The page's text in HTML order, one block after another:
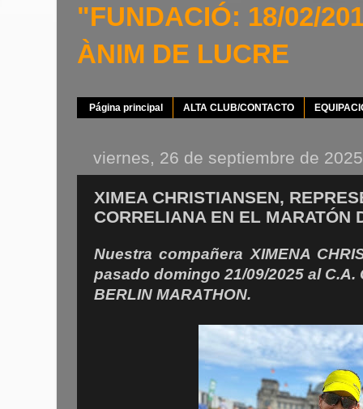
"FUNDACIÓ: 18/02/
ÀNIM DE LUCRE
Página principal ALTA CLUB/CONTACTO
viernes, 26 de septiembre de 2025
XIMEA CHRISTIANSEN,
CORRELIANA EN EL MARATÓN
Nuestra compañera XIMENA
pasado domingo 21/09/2025 al C.A.
BERLIN MARATHON.